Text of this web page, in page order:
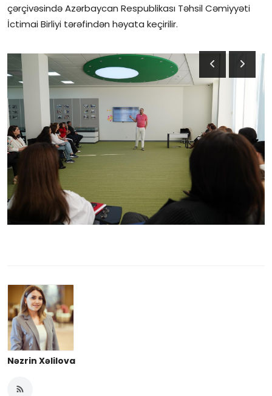
çərçivəsində Azərbaycan Respublikası Təhsil Cəmiyyəti
İctimai Birliyi tərəfindən həyata keçirilir.
Nəzrin Xəlilova